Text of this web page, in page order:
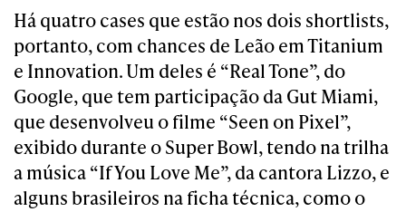
Há quatro cases que estão nos dois shortlists,
portanto, com chances de Leão em Titanium
e Innovation. Um deles é “Real Tone”, do
Google, que tem participação da Gut Miami,
que desenvolveu o filme “Seen on Pixel”,
exibido durante o Super Bowl, tendo na trilha
a música “If You Love Me”, da cantora Lizzo, e
alguns brasileiros na ficha técnica, como o